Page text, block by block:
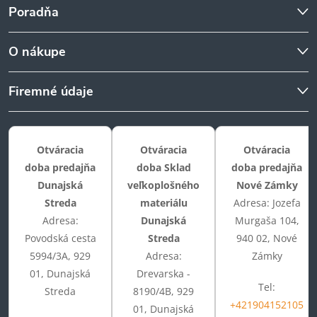
Poradňa
O nákupe
Firemné údaje
Otváracia
doba predajňa
Dunajská
Streda
Adresa:
Povodská cesta
5994/3A, 929
01, Dunajská
Streda
Otváracia
doba Sklad
veľkoplošného
materiálu
Dunajská
Streda
Adresa:
Drevarska -
8190/4B, 929
01, Dunajská
Otváracia
doba predajňa
Nové Zámky
Adresa: Jozefa
Murgaša 104,
940 02, Nové
Zámky
Tel:
+421904152105